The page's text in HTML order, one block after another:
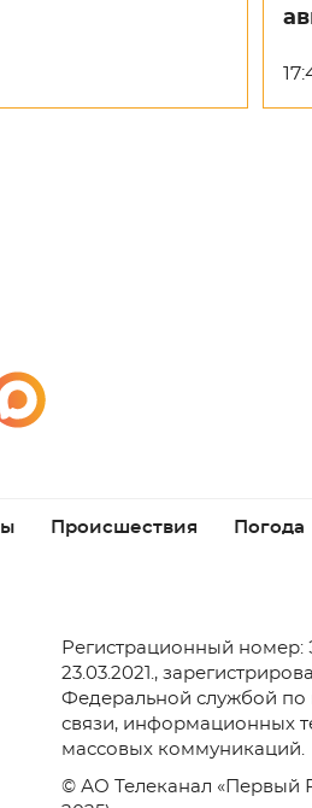
Происшествия Погода
Регистрационный
23.03.2021.,
Федеральной службой по
связи, информационных
массовых коммуникаций.
© АО Телеканал «Первый